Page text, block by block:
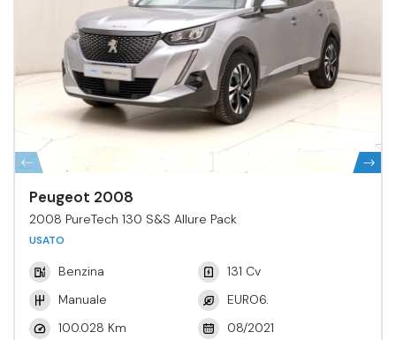
Peugeot 2008
2008 PureTech 130 S&S Allure Pack
USATO
Benzina
131 Cv
Manuale
EURO6.
100.028 Km
08/2021